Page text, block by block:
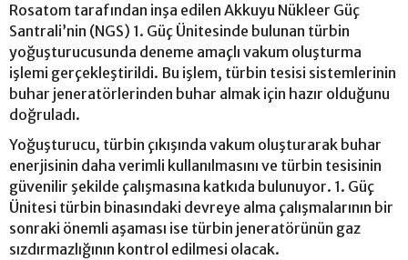
Rosatom tarafından inşa edilen Akkuyu Nükleer Güç
Santrali’nin (NGS) 1. Güç Ünitesinde bulunan türbin
yoğuşturucusunda deneme amaçlı vakum oluşturma
işlemi gerçekleştirildi. Bu işlem, türbin tesisi sistemlerinin
buhar jeneratörlerinden buhar almak için hazır olduğunu
doğruladı.
Yoğuşturucu, türbin çıkışında vakum oluşturarak buhar
enerjisinin daha verimli kullanılmasını ve türbin tesisinin
güvenilir şekilde çalışmasına katkıda bulunuyor. 1. Güç
Ünitesi türbin binasındaki devreye alma çalışmalarının bir
sonraki önemli aşaması ise türbin jeneratörünün gaz
sızdırmazlığının kontrol edilmesi olacak.